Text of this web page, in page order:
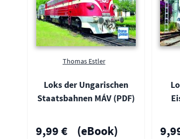
Thomas Estler
Loks der Ungarischen
Staatsbahnen MÁV (PDF)
9,99 € (eBook)